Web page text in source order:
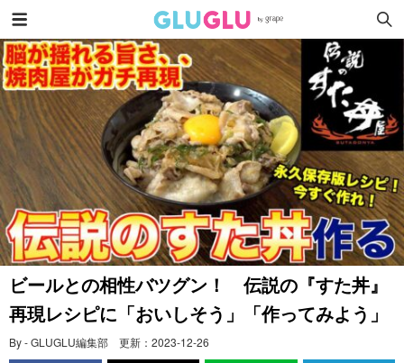
ビールとの相性バツグン！ 伝説の『すた丼』
再現レシピに「おいしそう」「作ってみよう」
By - GLUGLU編集部 更新： 2023-12-26